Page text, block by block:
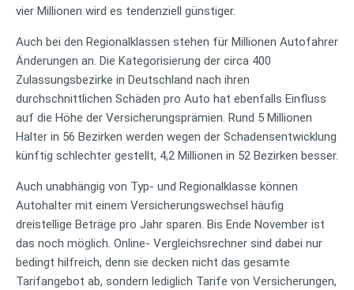
vier Millionen wird es tendenziell günstiger.
Auch bei den Regionalklassen stehen für Millionen Autofahrer
Änderungen an. Die Kategorisierung der circa 400
Zulassungsbezirke in Deutschland nach ihren
durchschnittlichen Schäden pro Auto hat ebenfalls Einfluss
auf die Höhe der Versicherungsprämien. Rund 5 Millionen
Halter in 56 Bezirken werden wegen der Schadensentwicklung
künftig schlechter gestellt, 4,2 Millionen in 52 Bezirken besser.
Auch unabhängig von Typ- und Regionalklasse können
Autohalter mit einem Versicherungswechsel häufig
dreistellige Beträge pro Jahr sparen. Bis Ende November ist
das noch möglich. Online- Vergleichsrechner sind dabei nur
bedingt hilfreich, denn sie decken nicht das gesamte
Tarifangebot ab, sondern lediglich Tarife von Versicherungen,